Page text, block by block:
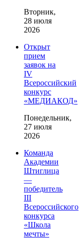
Вторник,
28 июля
2026
Открыт
прием
заявок на
IV
Всероссийский
конкурс
«МЕДИАКОД»
Понедельник,
27 июля
2026
Команда
Академии
Штиглица
—
победитель
III
Всероссийского
конкурса
«Школа
мечты»